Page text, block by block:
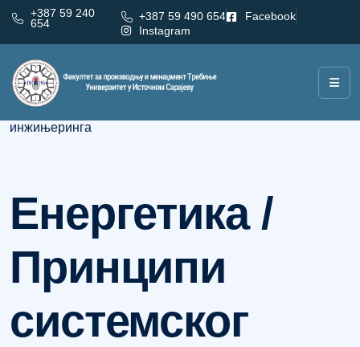
+387 59 240
654
+387 59 490 654
Facebook
Instagram
Категорија:
инжињеринга
Енергетика /
Принципи
системског